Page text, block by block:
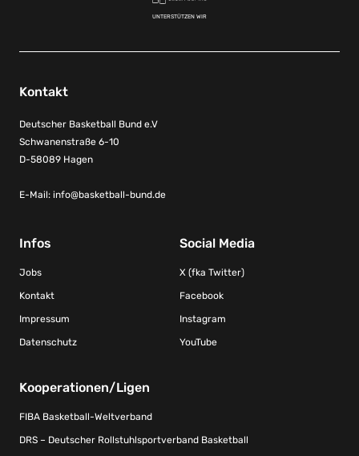
UNTERSTÜTZEN WIR
Kontakt
Deutscher Basketball Bund e.V
Schwanenstraße 6-10
D-58089 Hagen
E-Mail: info@basketball-bund.de
Infos
Jobs
Kontakt
Impressum
Datenschutz
Social Media
X (fka Twitter)
Facebook
Instagram
YouTube
Kooperationen/Ligen
FIBA Basketball-Weltverband
DRS – Deutscher Rollstuhlsportverband Basketball